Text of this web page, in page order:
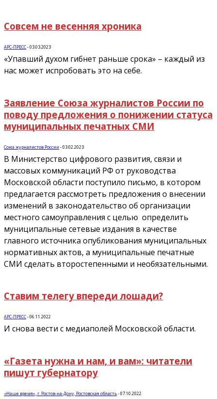
Совсем не весенняя хроника
АРС-ПРЕСС-03.03.2023
«Упавший духом гибнет раньше срока» – каждый из
нас может испробовать это на себе.
Заявление Союза журналистов России по
поводу предложения о понижении статуса
муниципальных печатных СМИ
Союз журналистов России -03.02.2023
В Министерство цифрового развития, связи и
массовых коммуникаций РФ от руководства
Московской области поступило письмо, в котором
предлагается рассмотреть предложения о внесении
изменений в законодательство об организации
местного самоуправления с целью определить
муниципальные сетевые издания в качестве
главного источника опубликования муниципальных
нормативных актов, а муниципальные печатные
СМИ сделать второстепенными и необязательными.
Ставим телегу впереди лошади?
АРС-ПРЕСС-06.11.2022
И снова вести с медиаполей Московской области.
«Газета нужна и нам, и вам»: читатели
пишут губернатору
«Наше время», г. Ростов-на-Дону, Ростовская область-07.10.2022